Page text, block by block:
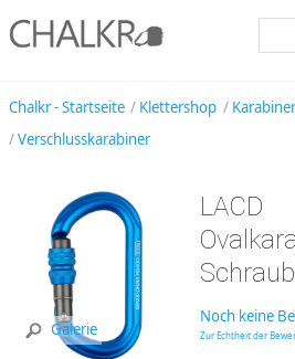
Chalkr - Startseite Klettershop
Verschlusskarabiner
Galerie
LACD
Noch keine
Zur Echtheit der